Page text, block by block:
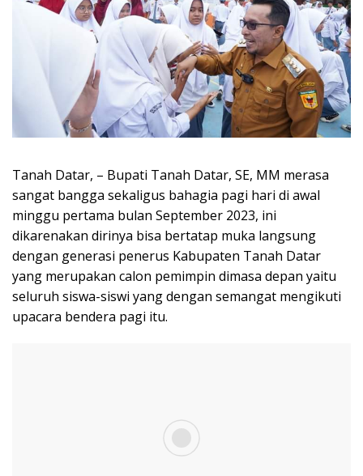
Tanah Datar, – Bupati Tanah Datar, SE, MM merasa
sangat bangga sekaligus bahagia pagi hari di awal
minggu pertama bulan September 2023, ini
dikarenakan dirinya bisa bertatap muka langsung
dengan generasi penerus Kabupaten Tanah Datar
yang merupakan calon pemimpin dimasa depan yaitu
seluruh siswa-siswi yang dengan semangat mengikuti
upacara bendera pagi itu.